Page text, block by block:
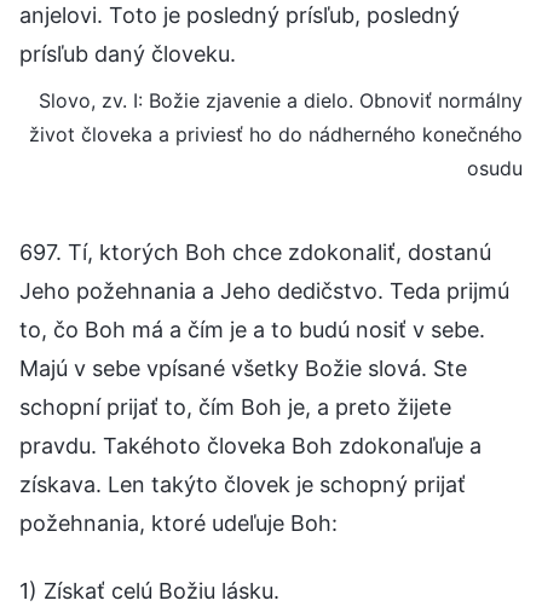
anjelovi. Toto je posledný prísľub, posledný
prísľub daný človeku.
Slovo, zv. I: Božie zjavenie a dielo. Obnoviť normálny
život človeka a priviesť ho do nádherného konečného
osudu
697. Tí, ktorých Boh chce zdokonaliť, dostanú
Jeho požehnania a Jeho dedičstvo. Teda prijmú
to, čo Boh má a čím je a to budú nosiť v sebe.
Majú v sebe vpísané všetky Božie slová. Ste
schopní prijať to, čím Boh je, a preto žijete
pravdu. Takéhoto človeka Boh zdokonaľuje a
získava. Len takýto človek je schopný prijať
požehnania, ktoré udeľuje Boh:
1) Získať celú Božiu lásku.